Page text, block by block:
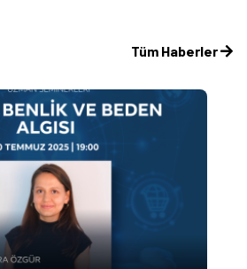
Tüm Haberler